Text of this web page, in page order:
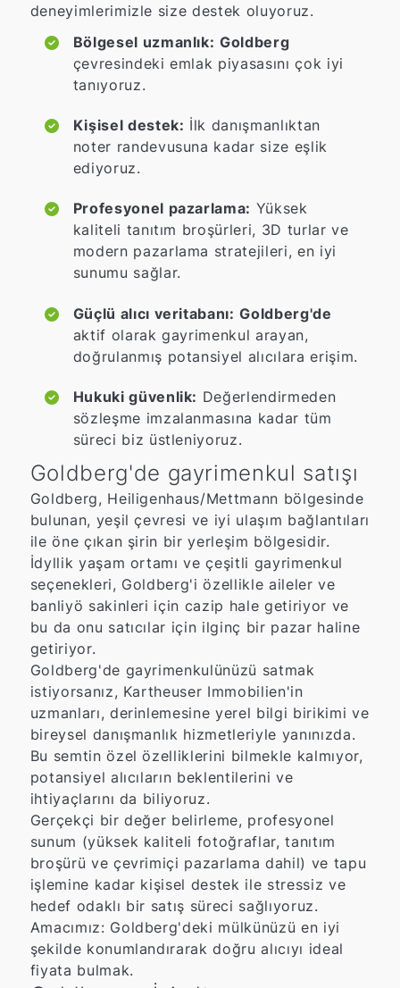
deneyimlerimizle size destek oluyoruz.
Bölgesel uzmanlık: Goldberg
çevresindeki emlak piyasasını çok iyi
tanıyoruz.
Kişisel destek: İlk danışmanlıktan
noter randevusuna kadar size eşlik
ediyoruz.
Profesyonel pazarlama: Yüksek
kaliteli tanıtım broşürleri, 3D turlar ve
modern pazarlama stratejileri, en iyi
sunumu sağlar.
Güçlü alıcı veritabanı: Goldberg'de
aktif olarak gayrimenkul arayan,
doğrulanmış potansiyel alıcılara erişim.
Hukuki güvenlik: Değerlendirmeden
sözleşme imzalanmasına kadar tüm
süreci biz üstleniyoruz.
Goldberg'de gayrimenkul satışı
Goldberg, Heiligenhaus/Mettmann bölgesinde
bulunan, yeşil çevresi ve iyi ulaşım bağlantıları
ile öne çıkan şirin bir yerleşim bölgesidir.
İdyllik yaşam ortamı ve çeşitli gayrimenkul
seçenekleri, Goldberg'i özellikle aileler ve
banliyö sakinleri için cazip hale getiriyor ve
bu da onu satıcılar için ilginç bir pazar haline
getiriyor.
Goldberg'de gayrimenkulünüzü satmak
istiyorsanız, Kartheuser Immobilien'in
uzmanları, derinlemesine yerel bilgi birikimi ve
bireysel danışmanlık hizmetleriyle yanınızda.
Bu semtin özel özelliklerini bilmekle kalmıyor,
potansiyel alıcıların beklentilerini ve
ihtiyaçlarını da biliyoruz.
Gerçekçi bir değer belirleme, profesyonel
sunum (yüksek kaliteli fotoğraflar, tanıtım
broşürü ve çevrimiçi pazarlama dahil) ve tapu
işlemine kadar kişisel destek ile stressiz ve
hedef odaklı bir satış süreci sağlıyoruz.
Amacımız: Goldberg'deki mülkünüzü en iyi
şekilde konumlandırarak doğru alıcıyı ideal
fiyata bulmak.